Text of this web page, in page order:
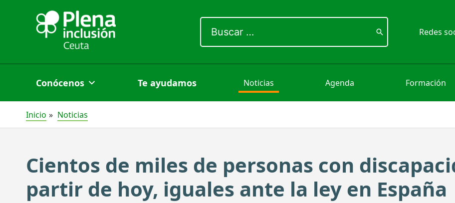
contenido
por:
Redes
Conócenos Te ayudamos Noticias Agenda Formación
Inicio Noticias
Cientos de miles de personas con
partir de hoy, iguales ante la ley en España